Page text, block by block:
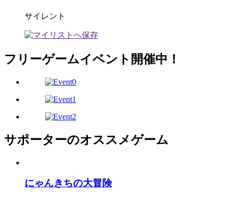
サイレント
フリーゲームイベント開催中！
サポーターのオススメゲーム
にゃんきちの大冒険